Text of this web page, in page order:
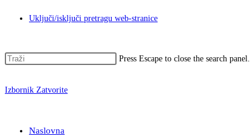
Uključi/isključi pretragu web-stranice
Press Escape to close the search panel.
Izbornik Zatvorite
Naslovna